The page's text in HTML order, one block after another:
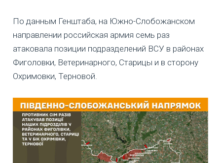
По данным Генштаба, на Южно-Слобожанском
направлении российская армия семь раз
атаковала позиции подразделений ВСУ в районах
Фиголовки, Ветеринарного, Старицы и в сторону
Охримовки, Терновой.